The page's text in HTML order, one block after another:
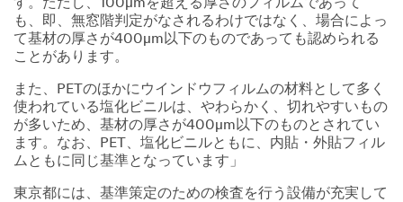
す。ただし、100µmを超える厚さのフィルムであって
も、即、無窓階判定がなされるわけではなく、場合によっ
て基材の厚さが400µm以下のものであっても認められる
ことがあります。
また、PETのほかにウインドウフィルムの材料として多く
使われている塩化ビニルは、やわらかく、切れやすいもの
が多いため、基材の厚さが400µm以下のものとされてい
ます。なお、PET、塩化ビニルともに、内貼・外貼フィル
ムともに同じ基準となっています」
東京都には、基準策定のための検査を行う設備が充実して